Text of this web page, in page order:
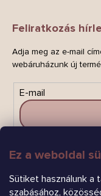
Ez a weboldal
Sütiket használunk a
szabásához,
Feliratkozás
Adja meg az e-mail
webáruházunk új
E-mail
FELIRATKOZÁS